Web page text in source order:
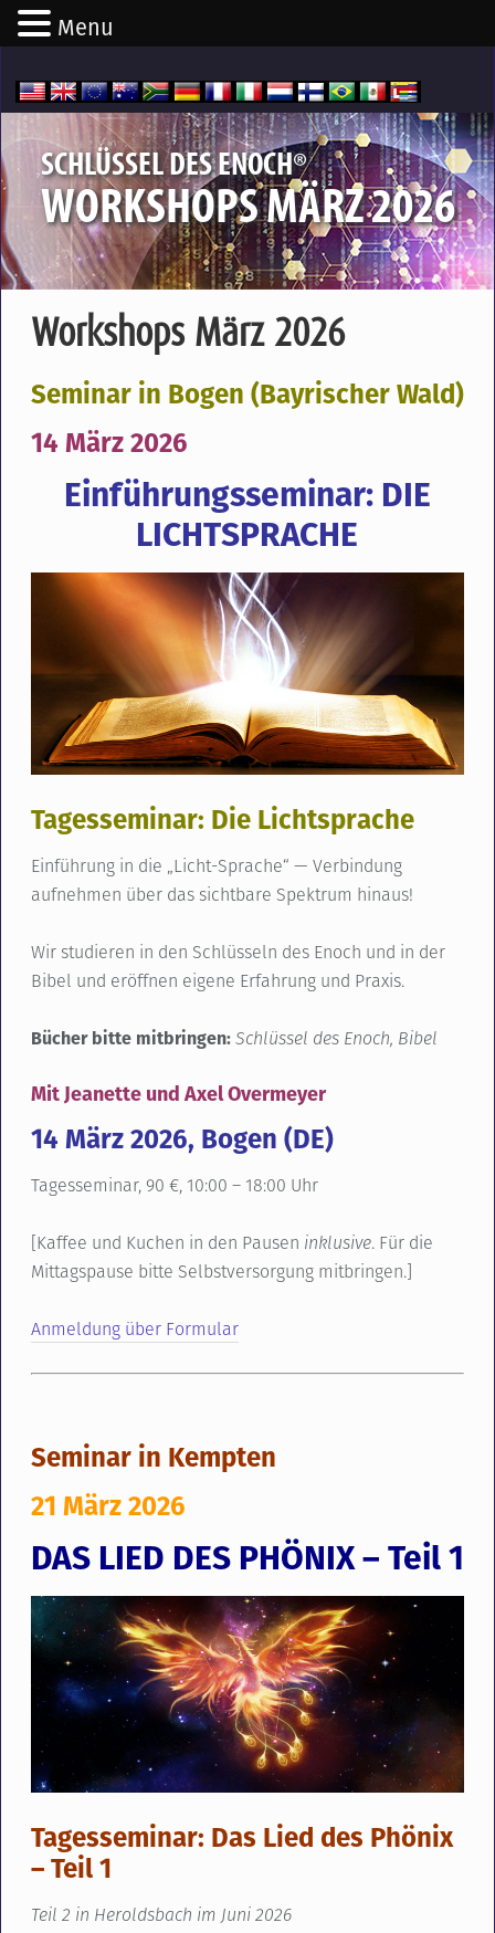
SCHLÜSSEL DES ENOCH®
WORKSHOPS MÄRZ 2026
Workshops März 2026
Seminar in Bogen (Bayrischer Wald)
14 März 2026
Einführungsseminar: DIE
LICHTSPRACHE
Tagesseminar: Die Lichtsprache
Einführung in die „Licht-Sprache“ — Verbindung
aufnehmen über das sichtbare Spektrum hinaus!
Wir studieren in den Schlüsseln des Enoch und in der
Bibel und eröffnen eigene Erfahrung und Praxis.
Bücher bitte mitbringen:Schlüssel des Enoch, Bibel
Mit Jeanette und Axel Overmeyer
14 März 2026, Bogen (DE)
Tagesseminar, 90 €, 10:00 – 18:00 Uhr
[Kaffee und Kuchen in den Pausen inklusive. Für die
Mittagspause bitte Selbstversorgung mitbringen.]
Anmeldung über Formular
Seminar in Kempten
21 März 2026
DAS LIED DES PHÖNIX – Teil 1
Tagesseminar: Das Lied des Phönix
– Teil 1
Teil 2 in Heroldsbach im Juni 2026
Menu